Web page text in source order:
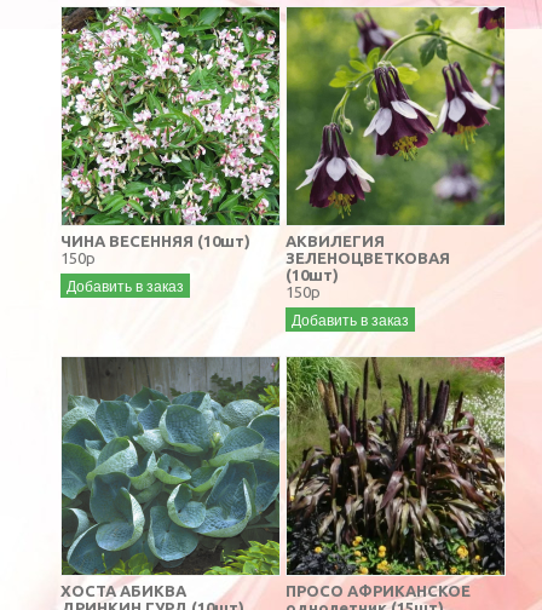
ЧИНА ВЕСЕННЯЯ (10шт)
150р
Добавить в заказ
АКВИЛЕГИЯ
ЗЕЛЕНОЦВЕТКОВАЯ
(10шт)
150р
Добавить в заказ
ХОСТА АБИКВА
ПРОСО АФРИКАНСКОЕ